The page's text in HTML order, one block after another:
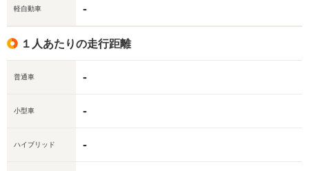
軽自動車 -
１人あたりの走行距離
普通車 -
小型車 -
ハイブリッド -